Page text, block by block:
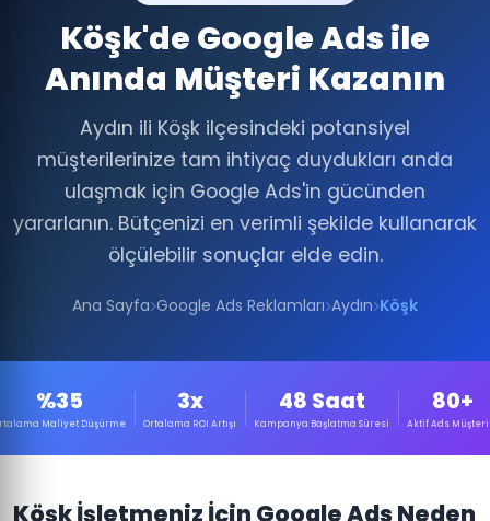
Köşk'de Google Ads ile
Anında Müşteri Kazanın
Aydın ili Köşk ilçesindeki potansiyel
müşterilerinize tam ihtiyaç duydukları anda
ulaşmak için Google Ads'in gücünden
yararlanın. Bütçenizi en verimli şekilde kullanarak
ölçülebilir sonuçlar elde edin.
Ana Sayfa Google Ads Reklamları Aydın Köşk
%35
Maliyet Düşürme
3x
Ortalama ROI Artışı
48 Saat
Kampanya Başlatma Süresi
80+
Aktif Ads
Köşk İşletmeniz İçin Google Ads Neden